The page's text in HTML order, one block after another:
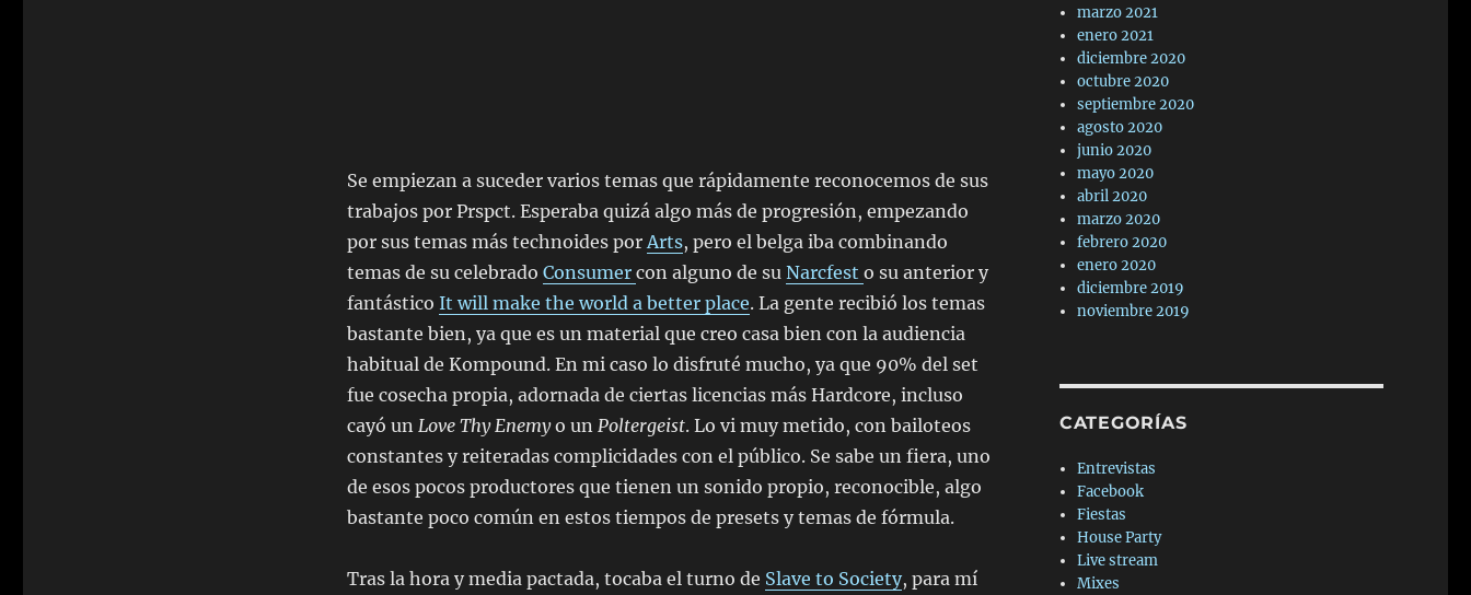
Se empiezan a suceder varios temas que rápidamente reconocemos de sus
trabajos por Prspct. Esperaba quizá algo más de progresión, empezando
por sus temas más technoides por Arts, pero el belga iba combinando
temas de su celebrado Consumer con alguno de su Narcfest o su anterior y
fantástico It will make the world a better place. La gente recibió los temas
bastante bien, ya que es un material que creo casa bien con la audiencia
habitual de Kompound. En mi caso lo disfruté mucho, ya que 90% del set
fue cosecha propia, adornada de ciertas licencias más Hardcore, incluso
cayó un Love Thy Enemyo un Poltergeist. Lo vi muy metido, con bailoteos
constantes y reiteradas complicidades con el público. Se sabe un fiera, uno
de esos pocos productores que tienen un sonido propio, reconocible, algo
bastante poco común en estos tiempos de presets y temas de fórmula.
Tras la hora y media pactada, tocaba el turno de Slave to Society, para mí
marzo 2021
enero 2021
diciembre 2020
octubre 2020
septiembre 2020
agosto 2020
junio 2020
mayo 2020
abril 2020
marzo 2020
febrero 2020
enero 2020
diciembre 2019
noviembre 2019
CATEGORÍAS
Entrevistas
Facebook
Fiestas
House Party
Live stream
Mixes